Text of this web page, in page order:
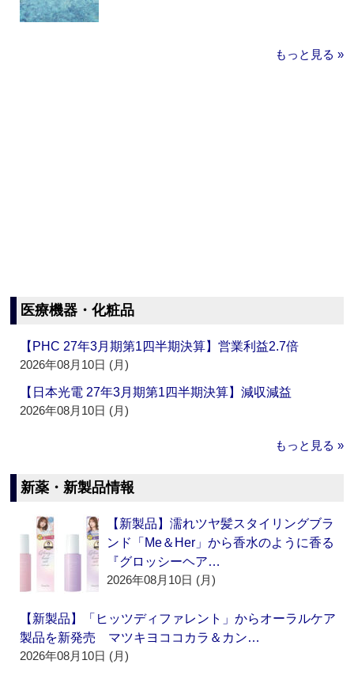
もっと見る »
医療機器・化粧品
【PHC 27年3月期第1四半期決算】営業利益2.7倍
2026年08月10日 (月)
【日本光電 27年3月期第1四半期決算】減収減益
2026年08月10日 (月)
もっと見る »
新薬・新製品情報
【新製品】濡れツヤ髪スタイリングブラ
ンド「Me＆Her」から香水のように香る
『グロッシーヘア…
2026年08月10日 (月)
【新製品】「ヒッツディファレント」からオーラルケア
製品を新発売 マツキヨココカラ＆カン…
2026年08月10日 (月)